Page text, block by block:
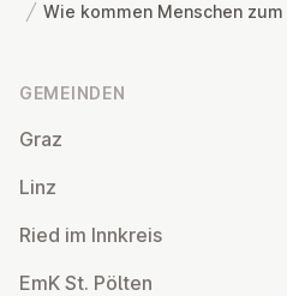
Wie kommen Menschen
GEMEINDEN
Graz
Linz
Ried im Innkreis
EmK St. Pölten